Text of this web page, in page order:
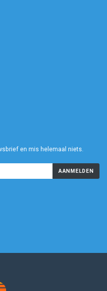
en mis helemaal niets.
AANMELDEN